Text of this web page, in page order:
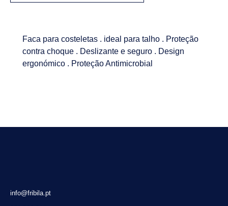
Faca para costeletas . ideal para talho . Proteção
contra choque . Deslizante e seguro . Design
ergonómico . Proteção Antimicrobial
info@fribila.pt